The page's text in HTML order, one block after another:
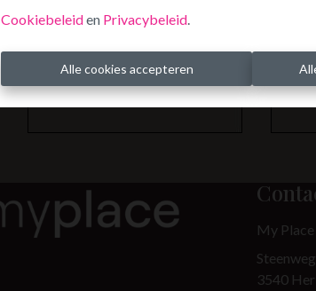
Cookiebeleiden Privacybeleid
Alle cookies accepteren
My
3540